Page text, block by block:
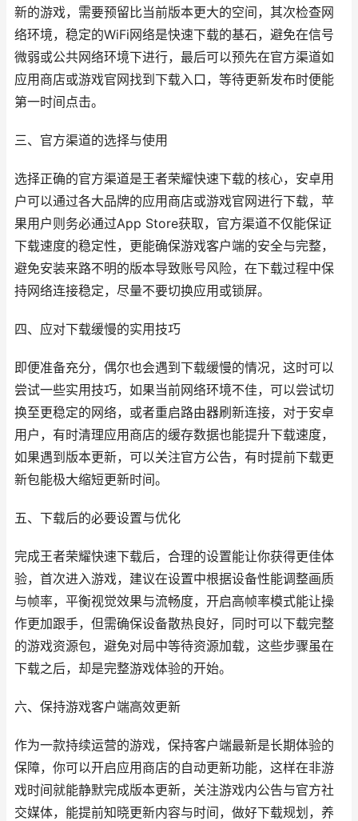
新的游戏，需要预留比当前版本更大的空间，其次检查网
络环境，稳定的WiFi网络是快速下载的基石，避免在信号
微弱或公共网络环境下进行，最后可以预先在官方渠道如
应用商店或游戏官网找到下载入口，等待更新发布时便能
第一时间点击。
三、官方渠道的选择与使用
选择正确的官方渠道是王者荣耀快速下载的核心，安卓用
户可以通过各大品牌的应用商店或游戏官网进行下载，苹
果用户则务必通过App Store获取，官方渠道不仅能保证
下载速度的稳定性，更能确保游戏客户端的安全与完整，
避免安装来路不明的版本导致账号风险，在下载过程中保
持网络连接稳定，尽量不要切换应用或锁屏。
四、应对下载缓慢的实用技巧
即便准备充分，偶尔也会遇到下载缓慢的情况，这时可以
尝试一些实用技巧，如果当前网络环境不佳，可以尝试切
换至更稳定的网络，或者重启路由器刷新连接，对于安卓
用户，有时清理应用商店的缓存数据也能提升下载速度，
如果遇到版本更新，可以关注官方公告，有时提前下载更
新包能极大缩短更新时间。
五、下载后的必要设置与优化
完成王者荣耀快速下载后，合理的设置能让你获得更佳体
验，首次进入游戏，建议在设置中根据设备性能调整画质
与帧率，平衡视觉效果与流畅度，开启高帧率模式能让操
作更加跟手，但需确保设备散热良好，同时可以下载完整
的游戏资源包，避免对局中等待资源加载，这些步骤虽在
下载之后，却是完整游戏体验的开始。
六、保持游戏客户端高效更新
作为一款持续运营的游戏，保持客户端最新是长期体验的
保障，你可以开启应用商店的自动更新功能，这样在非游
戏时间就能静默完成版本更新，关注游戏内公告与官方社
交媒体，能提前知晓更新内容与时间，做好下载规划，养